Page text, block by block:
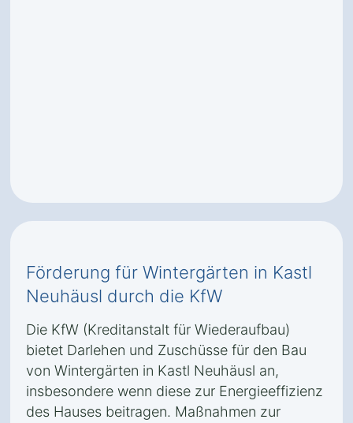
Förderung für Wintergärten in Kastl
Neuhäusl durch die KfW
Die KfW (Kreditanstalt für Wiederaufbau)
bietet Darlehen und Zuschüsse für den Bau
von Wintergärten in Kastl Neuhäusl an,
insbesondere wenn diese zur Energieeffizienz
des Hauses beitragen. Maßnahmen zur